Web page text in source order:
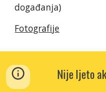
događanja)
Fotografije
Nije ljeto